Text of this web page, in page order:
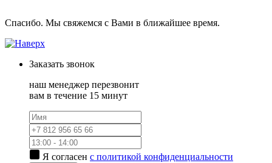
Спасибо. Мы свяжемся с Вами в ближайшее время.
Заказать звонок
наш менеджер перезвонит
вам в течение 15 минут
Я согласен с политикой конфиденциальности